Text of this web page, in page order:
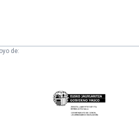
de:
Eusko
Jaurlaritza